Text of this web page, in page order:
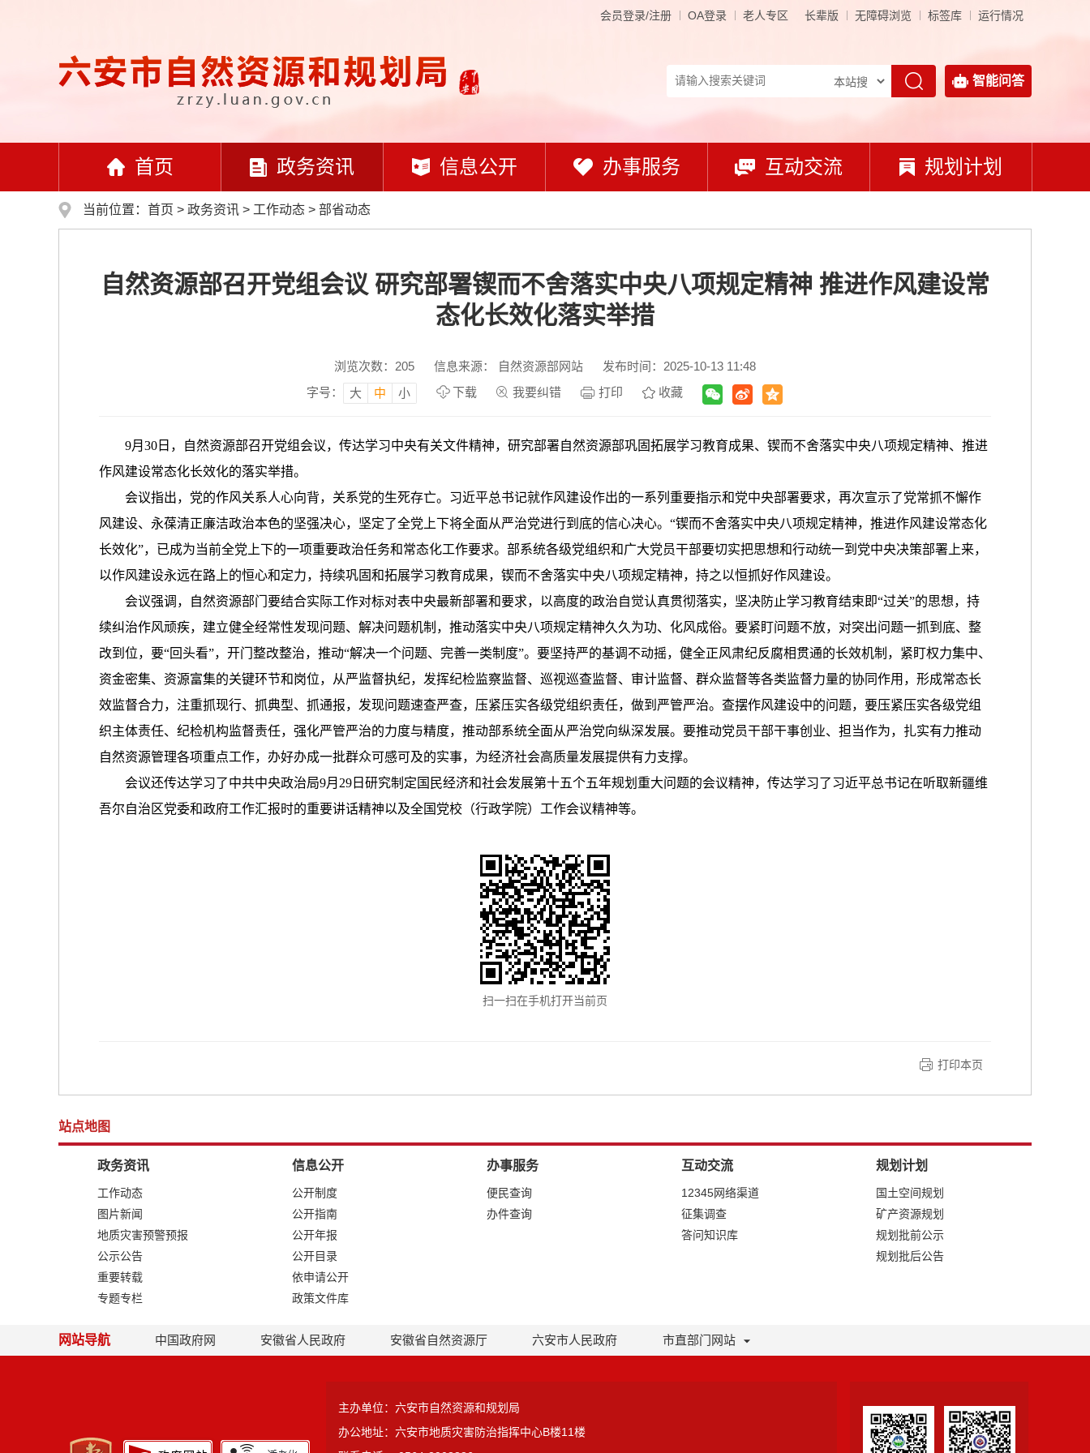
会员登录/注册 OA登录 老人专区 长辈版 无障碍浏览 标签库 运行情况
智能问答
首页 政务资讯 信息公开 办事服务 互动交流 规划计划
当前位置： 首页 > 政务资讯 > 工作动态 > 部省动态
自然资源部召开党组会议 研究部署锲而不舍落实中央八项规定精神 推进作风建设常
态化长效化落实举措
浏览次数： 205 信息来源： 自然资源部网站
发布时间：2025-10-13 11:48
字号：
大 中 小 下载 我要纠错 打印 收藏
9月30日，自然资源部召开党组会议，传达学习中央有关文件精神，研究部署自然资源部巩固拓展学习教育成果、锲而不舍落实中央八项规定精神、推进
作风建设常态化长效化的落实举措。
会议指出，党的作风关系人心向背，关系党的生死存亡。习近平总书记就作风建设作出的一系列重要指示和党中央部署要求，再次宣示了党常抓不懈作
风建设、永葆清正廉洁政治本色的坚强决心，坚定了全党上下将全面从严治党进行到底的信心决心。“锲而不舍落实中央八项规定精神，推进作风建设常态化
长效化”，已成为当前全党上下的一项重要政治任务和常态化工作要求。部系统各级党组织和广大党员干部要切实把思想和行动统一到党中央决策部署上来，
以作风建设永远在路上的恒心和定力，持续巩固和拓展学习教育成果，锲而不舍落实中央八项规定精神，持之以恒抓好作风建设。
会议强调，自然资源部门要结合实际工作对标对表中央最新部署和要求，以高度的政治自觉认真贯彻落实，坚决防止学习教育结束即“过关”的思想，持
续纠治作风顽疾，建立健全经常性发现问题、解决问题机制，推动落实中央八项规定精神久久为功、化风成俗。要紧盯问题不放，对突出问题一抓到底、整
改到位，要“回头看”，开门整改整治，推动“解决一个问题、完善一类制度”。要坚持严的基调不动摇，健全正风肃纪反腐相贯通的长效机制，紧盯权力集中、
资金密集、资源富集的关键环节和岗位，从严监督执纪，发挥纪检监察监督、巡视巡查监督、审计监督、群众监督等各类监督力量的协同作用，形成常态长
效监督合力，注重抓现行、抓典型、抓通报，发现问题速查严查，压紧压实各级党组织责任，做到严管严治。查摆作风建设中的问题，要压紧压实各级党组
织主体责任、纪检机构监督责任，强化严管严治的力度与精度，推动部系统全面从严治党向纵深发展。要推动党员干部干事创业、担当作为，扎实有力推动
自然资源管理各项重点工作，办好办成一批群众可感可及的实事，为经济社会高质量发展提供有力支撑。
会议还传达学习了中共中央政治局9月29日研究制定国民经济和社会发展第十五个五年规划重大问题的会议精神，传达学习了习近平总书记在听取新疆维
吾尔自治区党委和政府工作汇报时的重要讲话精神以及全国党校（行政学院）工作会议精神等。
扫一扫在手机打开当前页
打印本页
站点地图
政务资讯
工作动态
图片新闻
地质灾害预警预报
公示公告
重要转载
专题专栏
信息公开
公开制度
公开指南
公开年报
公开目录
依申请公开
政策文件库
办事服务
便民查询
办件查询
互动交流
12345网络渠道
征集调查
答问知识库
规划计划
国土空间规划
矿产资源规划
规划批前公示
规划批后公告
网站导航 中国政府网 安徽省人民政府 安徽省自然资源厅 六安市人民政府 市直部门网站
主办单位：六安市自然资源和规划局
办公地址：六安市地质灾害防治指挥中心B楼11楼